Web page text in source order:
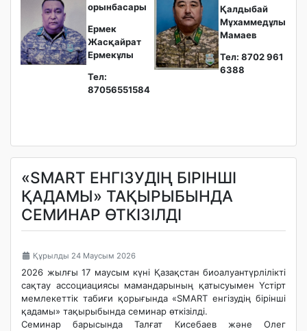
орынбасары
Ермек
Жасқайрат
Ермекұлы
Тел:
87056551584
Қалдыбай
Мұхаммедұлы
Мамаев
Тел: 8702 961
6388
«SMART ЕНГІЗУДІҢ БІРІНШІ
ҚАДАМЫ» ТАҚЫРЫБЫНДА
СЕМИНАР ӨТКІЗІЛДІ
Құрылды 24 Маусым 2026
2026 жылғы 17 маусым күні Қазақстан биоалуантүрлілікті
сақтау ассоциациясы мамандарының қатысуымен Үстірт
мемлекеттік табиғи қорығында «SMART енгізудің бірінші
қадамы» тақырыбында семинар өткізілді.
Семинар барысында Талғат Кисебаев және Олег